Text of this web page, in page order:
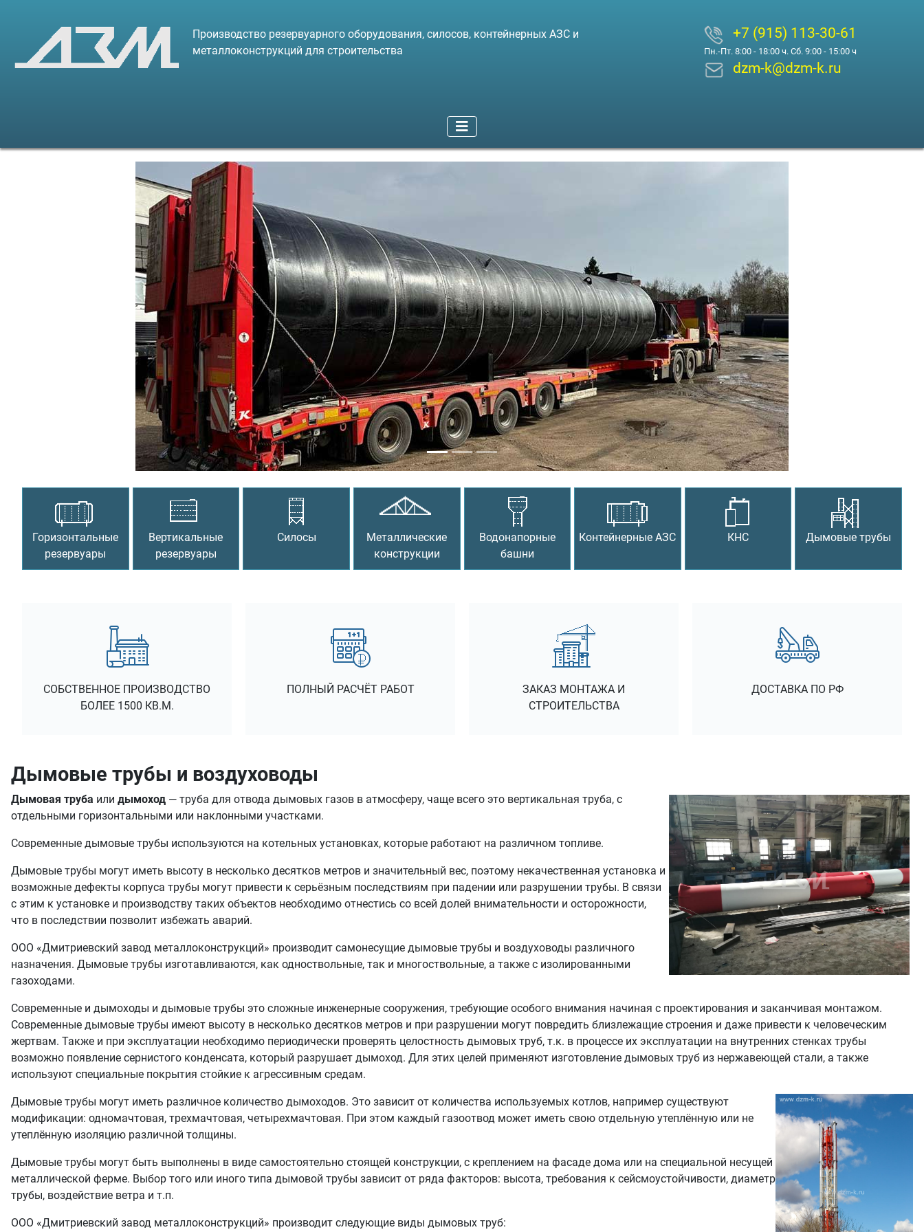
Производство резервуарного оборудования, силосов, контейнерных АЗС и
металлоконструкций для строительства
+7 (915) 113-30-61
Пн.-Пт. 8:00 - 18:00 ч. Сб. 9:00 - 15:00 ч
dzm-k@dzm-k.ru
Предыдущий
Горизонтальные
резервуары
Вертикальные
резервуары
Силосы
Металлические
конструкции
Водонапорные
башни
Контейнерные АЗС КНС Дымовые трубы
СОБСТВЕННОЕ ПРОИЗВОДСТВО
БОЛЕЕ 1500 КВ.М.
ПОЛНЫЙ РАСЧЁТ РАБОТ
ЗАКАЗ МОНТАЖА И
СТРОИТЕЛЬСТВА
ДОСТАВКА ПО РФ
Дымовые трубы и воздуховоды
Дымовая труба или дымоход — труба для отвода дымовых газов в атмосферу, чаще всего это вертикальная труба, с
отдельными горизонтальными или наклонными участками.
Современные дымовые трубы используются на котельных установках, которые работают на различном топливе.
Дымовые трубы могут иметь высоту в несколько десятков метров и значительный вес, поэтому некачественная установка и
возможные дефекты корпуса трубы могут привести к серьёзным последствиям при падении или разрушении трубы. В связи
с этим к установке и производству таких объектов необходимо отнестись со всей долей внимательности и осторожности,
что в последствии позволит избежать аварий.
ООО «Дмитриевский завод металлоконструкций» производит самонесущие дымовые трубы и воздуховоды различного
назначения. Дымовые трубы изготавливаются, как одноствольные, так и многоствольные, а также с изолированными
газоходами.
Современные и дымоходы и дымовые трубы это сложные инженерные сооружения, требующие особого внимания начиная с проектирования и заканчивая монтажом.
Современные дымовые трубы имеют высоту в несколько десятков метров и при разрушении могут повредить близлежащие строения и даже привести к человеческим
жертвам. Также и при эксплуатации необходимо периодически проверять целостность дымовых труб, т.к. в процессе их эксплуатации на внутренних стенках трубы
возможно появление сернистого конденсата, который разрушает дымоход. Для этих целей применяют изготовление дымовых труб из нержавеющей стали, а также
используют специальные покрытия стойкие к агрессивным средам.
Дымовые трубы могут иметь различное количество дымоходов. Это зависит от количества используемых котлов, например существуют
модификации: одномачтовая, трехмачтовая, четырехмачтовая. При этом каждый газоотвод может иметь свою отдельную утеплённую или не
утеплённую изоляцию различной толщины.
Дымовые трубы могут быть выполнены в виде самостоятельно стоящей конструкции, с креплением на фасаде дома или на специальной несущей
металлической ферме. Выбор того или иного типа дымовой трубы зависит от ряда факторов: высота, требования к сейсмоустойчивости, диаметр
трубы, воздействие ветра и т.п.
ООО «Дмитриевский завод металлоконструкций» производит следующие виды дымовых труб: